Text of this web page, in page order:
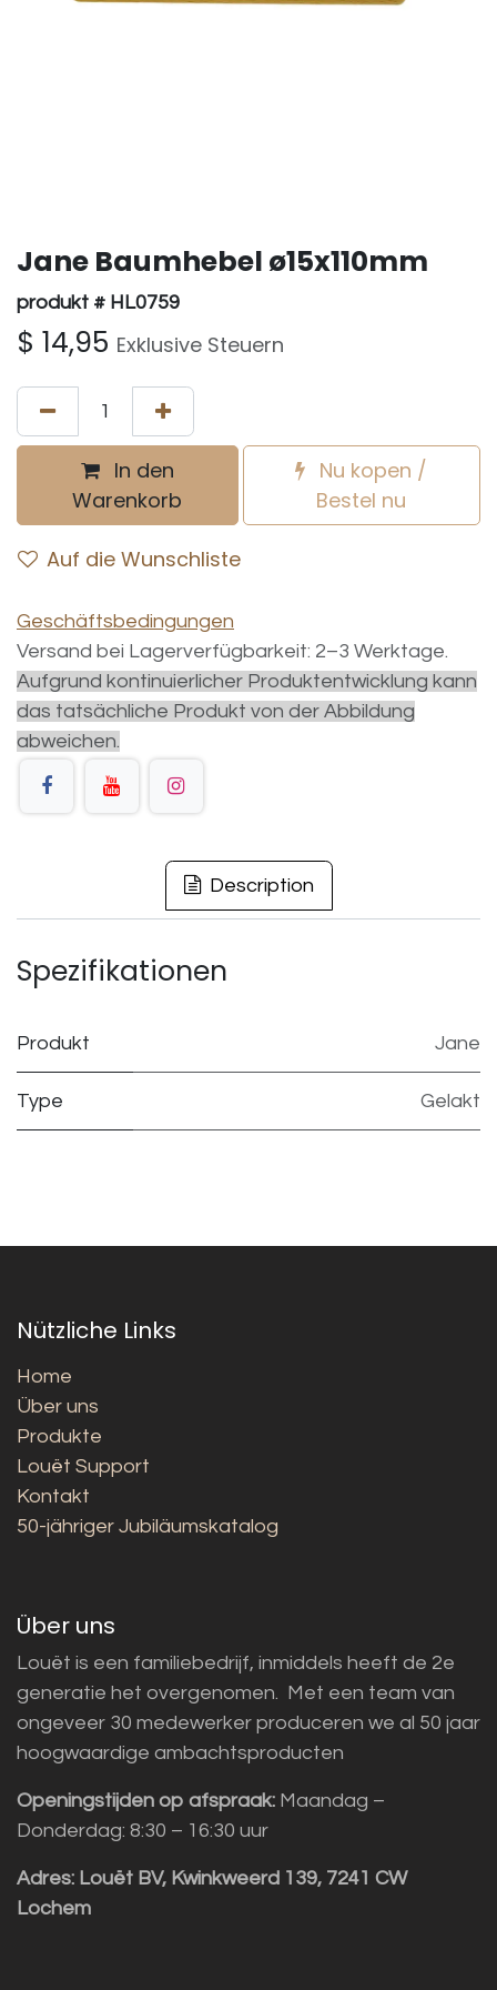
Jane Baumhebel ø15x110mm
produkt # HL0759
$ 14,95 Exklusive Steuern
In den
Warenkorb
Nu kopen /
Bestel nu
Auf die Wunschliste
Geschäftsbedingungen
Versand bei Lagerverfügbarkeit: 2–3 Werktage.
Aufgrund kontinuierlicher Produktentwicklung kann
das tatsächliche Produkt von der Abbildung
abweichen.
Description
Spezifikationen
Produkt Jane
Type Gelakt
Nützliche Links
Home
Über uns
Produkte
Louët Support
Kontakt
50-jähriger Jubiläumskatalog
Über uns
Louët is een familiebedrijf, inmiddels heeft de 2e
generatie het overgenomen. Met een team van
ongeveer 30 medewerker produceren we al 50 jaar
hoogwaardige ambachtsproducten
Openingstijden op afspraak: Maandag –
Donderdag: 8:30 – 16:30 uur
Adres: Louët BV, Kwinkweerd 139, 7241 CW
Lochem